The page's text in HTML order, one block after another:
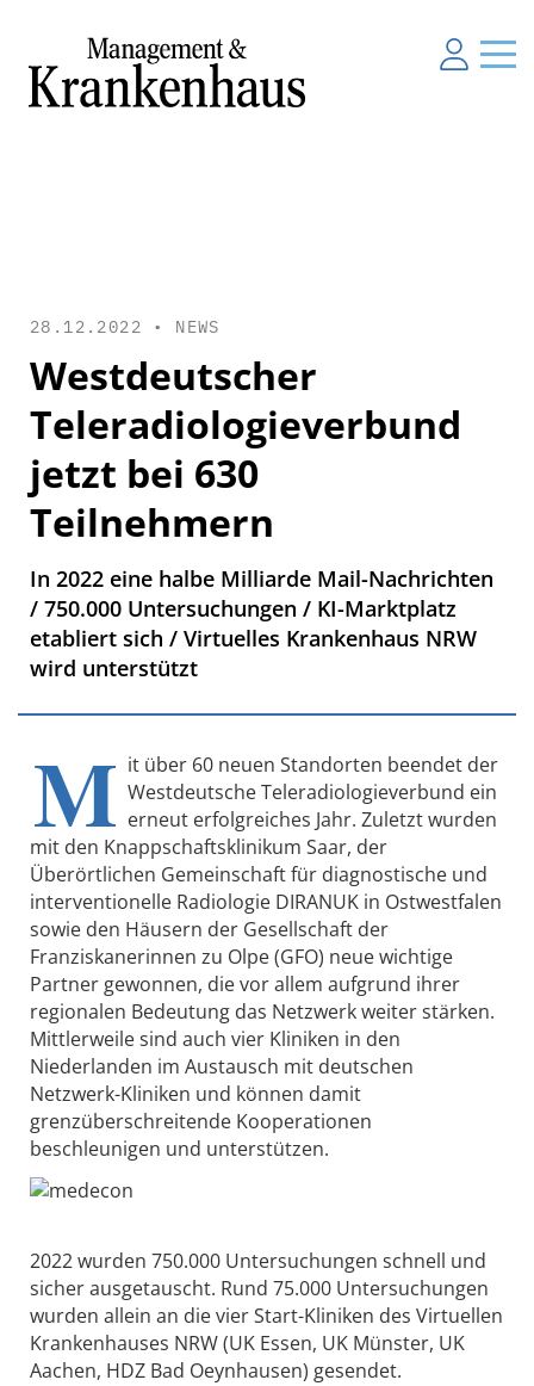
28.12.2022 • NEWS
Westdeutscher
Teleradiologieverbund
jetzt bei 630
Teilnehmern
In 2022 eine halbe Milliarde Mail-Nachrichten
/ 750.000 Untersuchungen / KI-Marktplatz
etabliert sich / Virtuelles Krankenhaus NRW
wird unterstützt
M it über 60 neuen Standorten beendet der
Westdeutsche Teleradiologieverbund ein
erneut erfolgreiches Jahr. Zuletzt wurden
mit den Knappschaftsklinikum Saar, der
Überörtlichen Gemeinschaft für diagnostische und
interventionelle Radiologie DIRANUK in Ostwestfalen
sowie den Häusern der Gesellschaft der
Franziskanerinnen zu Olpe (GFO) neue wichtige
Partner gewonnen, die vor allem aufgrund ihrer
regionalen Bedeutung das Netzwerk weiter stärken.
Mittlerweile sind auch vier Kliniken in den
Niederlanden im Austausch mit deutschen
Netzwerk-Kliniken und können damit
grenzüberschreitende Kooperationen
beschleunigen und unterstützen.
2022 wurden 750.000 Untersuchungen schnell und
sicher ausgetauscht. Rund 75.000 Untersuchungen
wurden allein an die vier Start-Kliniken des Virtuellen
Krankenhauses NRW (UK Essen, UK Münster, UK
Aachen, HDZ Bad Oeynhausen) gesendet.